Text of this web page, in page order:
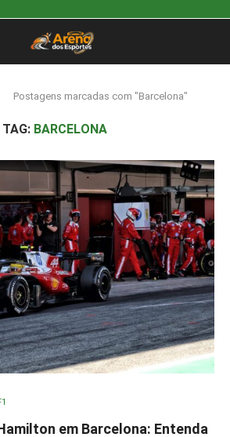
Postagens marcadas com "Barcelona"
TAG: BARCELONA
em Barcelona: Entenda